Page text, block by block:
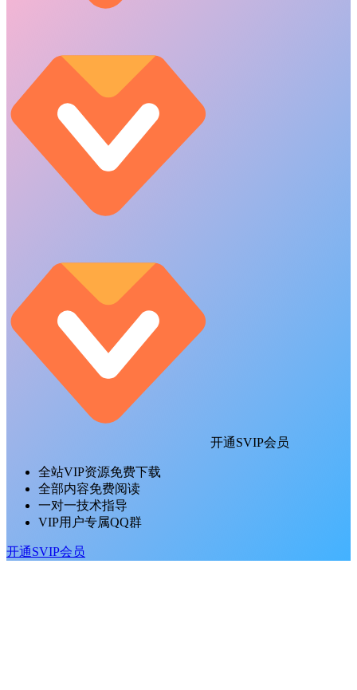
开通SVIP会员
全站VIP资源免费下载
全部内容免费阅读
一对一技术指导
VIP用户专属QQ群
开通SVIP会员